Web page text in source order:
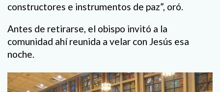
constructores e instrumentos de paz”, oró.
Antes de retirarse, el obispo invitó a la
comunidad ahí reunida a velar con Jesús esa
noche.